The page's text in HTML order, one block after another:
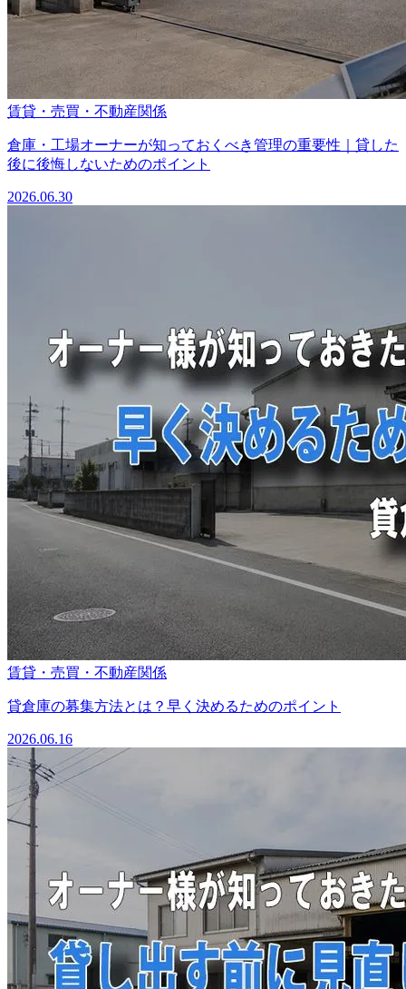
賃貸・売買・不動産関係
倉庫・工場オーナーが知っておくべき管理の重要性｜貸した
後に後悔しないためのポイント
2026.06.30
賃貸・売買・不動産関係
貸倉庫の募集方法とは？早く決めるためのポイント
2026.06.16